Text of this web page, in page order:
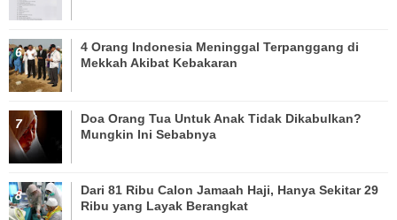
4 Orang Indonesia Meninggal Terpanggang di
Mekkah Akibat Kebakaran
Doa Orang Tua Untuk Anak Tidak Dikabulkan?
Mungkin Ini Sebabnya
Dari 81 Ribu Calon Jamaah Haji, Hanya Sekitar 29
Ribu yang Layak Berangkat